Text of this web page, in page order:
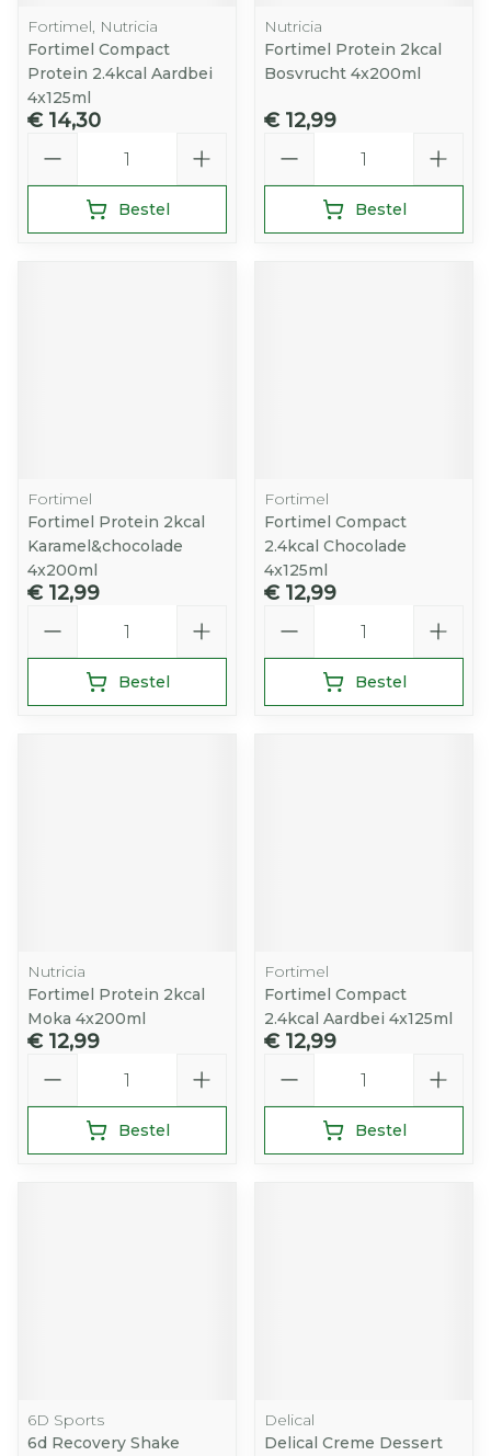
Fortimel, Nutricia
Fortimel Compact
Protein 2.4kcal Aardbei
4x125ml
€ 14,30
Bestel
Nutricia
Fortimel Protein 2kcal
Bosvrucht 4x200ml
€ 12,99
Bestel
Fortimel
Fortimel Protein 2kcal
Karamel&chocolade
4x200ml
€ 12,99
Bestel
Fortimel
Fortimel Compact
2.4kcal Chocolade
4x125ml
€ 12,99
Bestel
Nutricia
Fortimel Protein 2kcal
Moka 4x200ml
€ 12,99
Bestel
Fortimel
Fortimel Compact
2.4kcal Aardbei 4x125ml
€ 12,99
Bestel
6D Sports
6d Recovery Shake
Delical
Delical Creme Dessert